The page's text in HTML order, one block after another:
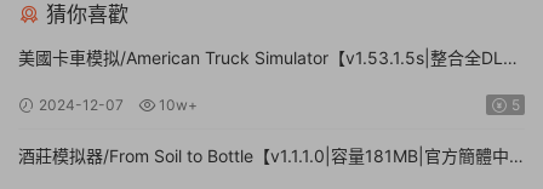
猜你喜歡
美國卡車模拟/American Truck Simulator【v1.53.1.5s|整合全DLC|
2024-12-07 10w+ 5
酒莊模拟器/From Soil to Bottle【v1.1.1.0|容量181MB|官方簡體中